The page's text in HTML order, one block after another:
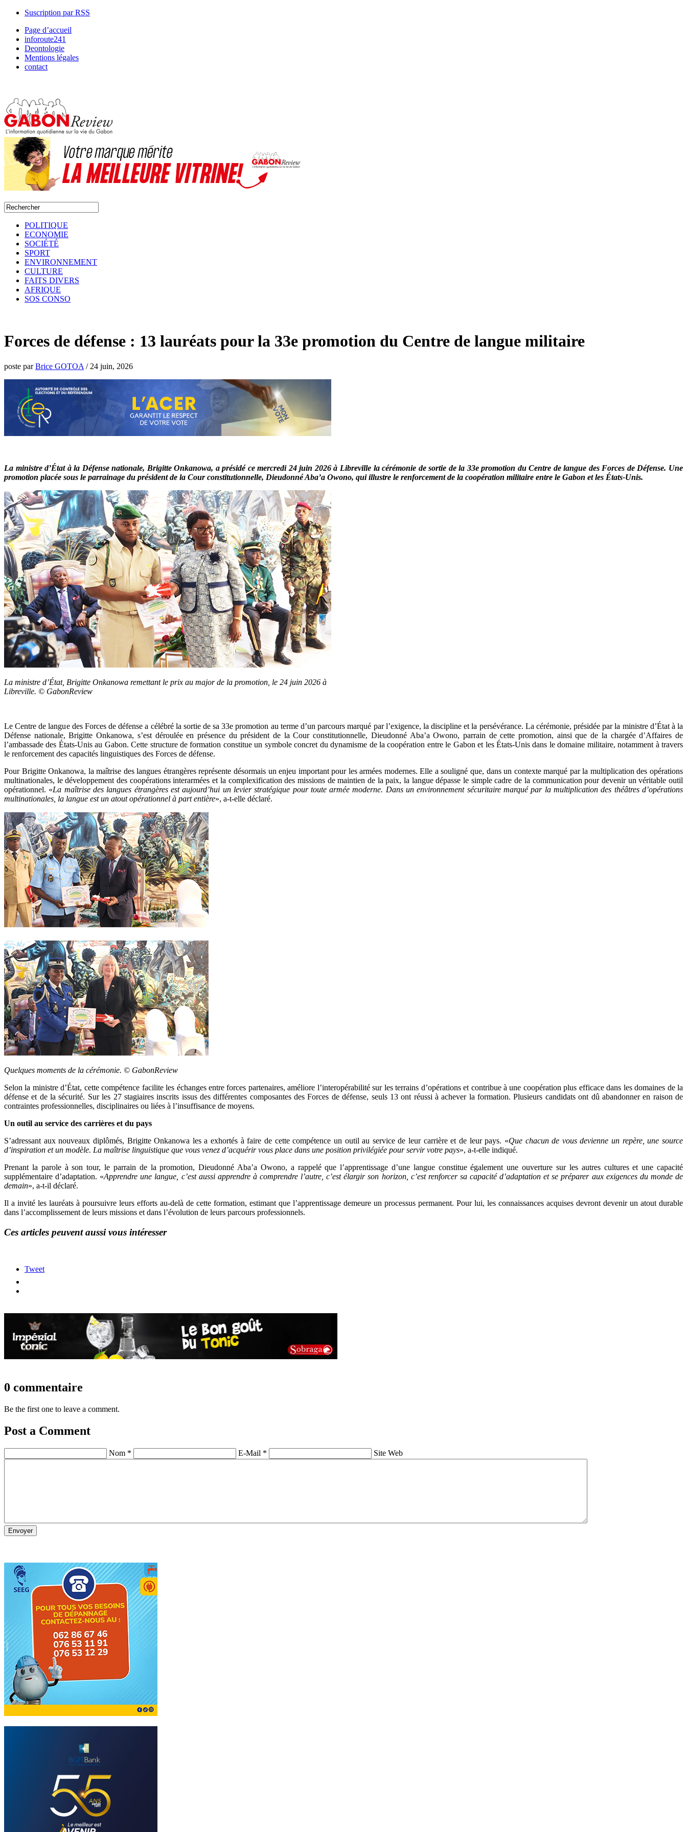
Suscription par RSS
Page d’accueil
inforoute241
Deontologie
Mentions légales
contact
POLITIQUE
ECONOMIE
SOCIÉTÉ
SPORT
ENVIRONNEMENT
CULTURE
FAITS DIVERS
AFRIQUE
SOS CONSO
Forces de défense : 13 lauréats pour la 33e promotion du Centre de langue militaire
poste parBrice GOTOA / 24 juin, 2026
La ministre d’État à la Défense nationale, Brigitte Onkanowa, a présidé ce mercredi 24 juin 2026 à Libreville la cérémonie de sortie de la 33e promotion du Centre de langue des Forces de Défense. Une
promotion placée sous le parrainage du président de la Cour constitutionnelle, Dieudonné Aba’a Owono, qui illustre le renforcement de la coopération militaire entre le Gabon et les États-Unis.
La ministre d’État, Brigitte Onkanowa remettant le prix au major de la promotion, le 24 juin 2026 à
Libreville. © GabonReview
Le Centre de langue des Forces de défense a célébré la sortie de sa 33e promotion au terme d’un parcours marqué par l’exigence, la discipline et la persévérance. La cérémonie, présidée par la ministre d’État à la
Défense nationale, Brigitte Onkanowa, s’est déroulée en présence du président de la Cour constitutionnelle, Dieudonné Aba’a Owono, parrain de cette promotion, ainsi que de la chargée d’Affaires de
l’ambassade des États-Unis au Gabon. Cette structure de formation constitue un symbole concret du dynamisme de la coopération entre le Gabon et les États-Unis dans le domaine militaire, notamment à travers
le renforcement des capacités linguistiques des Forces de défense.
Pour Brigitte Onkanowa, la maîtrise des langues étrangères représente désormais un enjeu important pour les armées modernes. Elle a souligné que, dans un contexte marqué par la multiplication des opérations
multinationales, le développement des coopérations interarmées et la complexification des missions de maintien de la paix, la langue dépasse le simple cadre de la communication pour devenir un véritable outil
opérationnel. «La maîtrise des langues étrangères est aujourd’hui un levier stratégique pour toute armée moderne. Dans un environnement sécuritaire marqué par la multiplication des théâtres d’opérations
multinationales, la langue est un atout opérationnel à part entière», a-t-elle déclaré.
Quelques moments de la cérémonie. © GabonReview
Selon la ministre d’État, cette compétence facilite les échanges entre forces partenaires, améliore l’interopérabilité sur les terrains d’opérations et contribue à une coopération plus efficace dans les domaines de la
défense et de la sécurité. Sur les 27 stagiaires inscrits issus des différentes composantes des Forces de défense, seuls 13 ont réussi à achever la formation. Plusieurs candidats ont dû abandonner en raison de
contraintes professionnelles, disciplinaires ou liées à l’insuffisance de moyens.
Un outil au service des carrières et du pays
S’adressant aux nouveaux diplômés, Brigitte Onkanowa les a exhortés à faire de cette compétence un outil au service de leur carrière et de leur pays. «Que chacun de vous devienne un repère, une source
d’inspiration et un modèle. La maîtrise linguistique que vous venez d’acquérir vous place dans une position privilégiée pour servir votre pays», a-t-elle indiqué.
Prenant la parole à son tour, le parrain de la promotion, Dieudonné Aba’a Owono, a rappelé que l’apprentissage d’une langue constitue également une ouverture sur les autres cultures et une capacité
supplémentaire d’adaptation. «Apprendre une langue, c’est aussi apprendre à comprendre l’autre, c’est élargir son horizon, c’est renforcer sa capacité d’adaptation et se préparer aux exigences du monde de
demain», a-t-il déclaré.
Il a invité les lauréats à poursuivre leurs efforts au-delà de cette formation, estimant que l’apprentissage demeure un processus permanent. Pour lui, les connaissances acquises devront devenir un atout durable
dans l’accomplissement de leurs missions et dans l’évolution de leurs parcours professionnels.
Ces articles peuvent aussi vous intéresser
Tweet
0 commentaire
Be the first one to leave a comment.
Post a Comment
Nom * E-Mail * Site Web